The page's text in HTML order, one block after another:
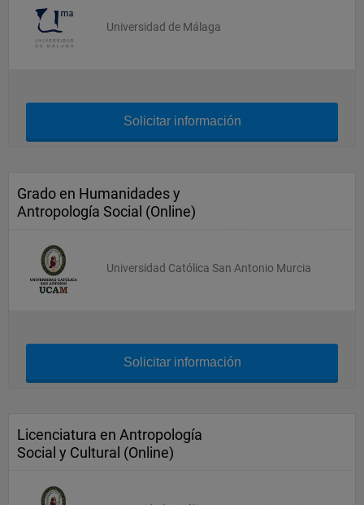
Universidad de Málaga
Solicitar información
Grado en Humanidades y
Antropología Social (Online)
Universidad Católica San Antonio Murcia
Solicitar información
Licenciatura en Antropología
Social y Cultural (Online)